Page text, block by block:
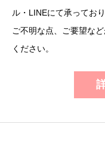
ル・LINEにて承っており
ご不明な点、ご要望な
ください。